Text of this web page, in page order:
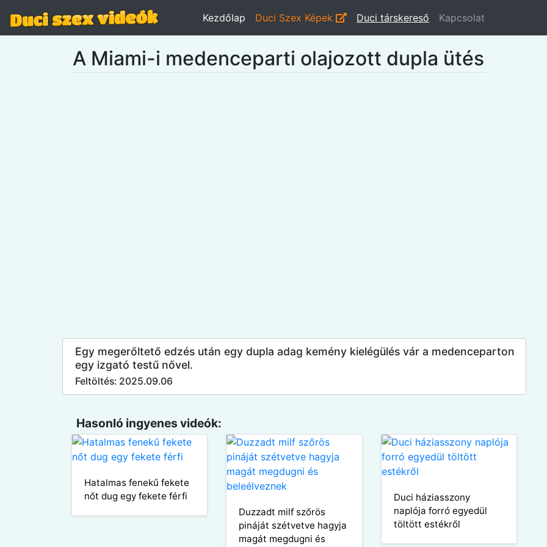
Kezdőlap Duci Szex Képek Duci társkereső Kapcsolat
A Miami-i medenceparti olajozott dupla ütés
Egy megerőltető edzés után egy dupla adag kemény kielégülés vár a medenceparton
egy izgató testű nővel.
Feltöltés: 2025.09.06
Hasonló ingyenes videók:
Hatalmas fenekű fekete
nőt dug egy fekete férfi
Duzzadt milf szőrös
pináját szétvetve hagyja
magát megdugni és
Duci háziasszony
naplója forró egyedül
töltött estékről